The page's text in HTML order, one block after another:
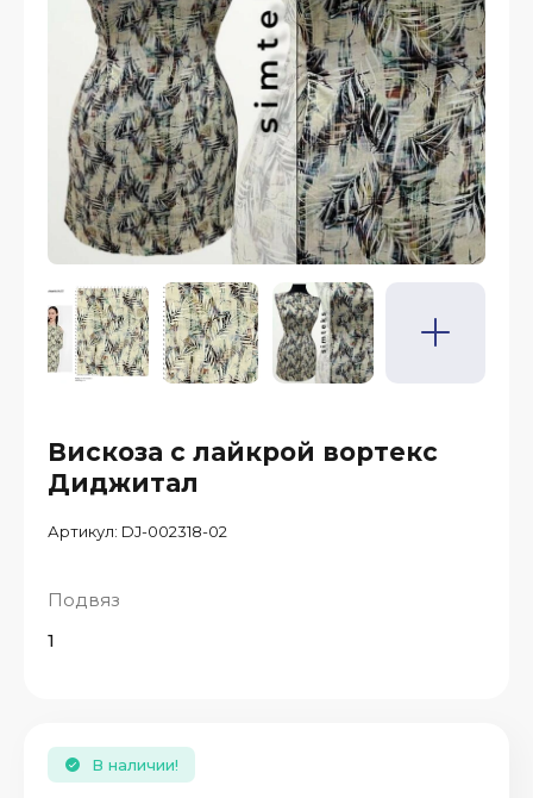
Вискоза с лайкрой вортекс
Диджитал
Артикул: DJ-002318-02
Подвяз
1
В наличии!